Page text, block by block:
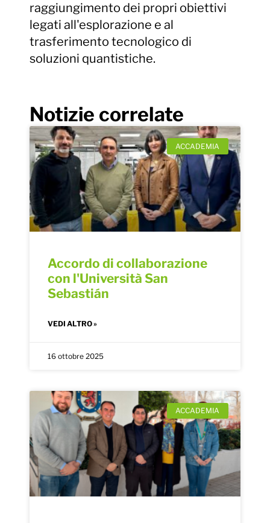
raggiungimento dei propri obiettivi
legati all'esplorazione e al
trasferimento tecnologico di
soluzioni quantistiche.
Notizie correlate
ACCADEMIA
Accordo di collaborazione
con l'Università San
Sebastián
VEDI ALTRO »
16 ottobre 2025
ACCADEMIA